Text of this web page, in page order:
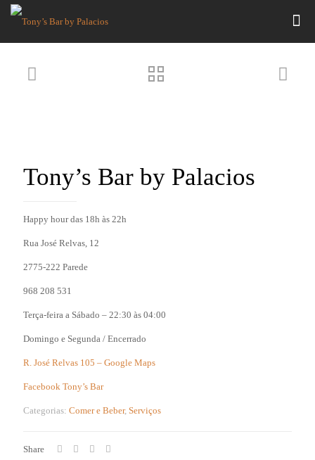
Tony’s Bar by Palacios
Happy hour das 18h às 22h
Rua José Relvas, 12
2775-222 Parede
968 208 531
Terça-feira a Sábado – 22:30 às 04:00
Domingo e Segunda / Encerrado
R. José Relvas 105 – Google Maps
Facebook Tony’s Bar
Categorias: Comer e Beber, Serviços
Share